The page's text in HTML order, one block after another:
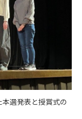
選発表と授賞式の